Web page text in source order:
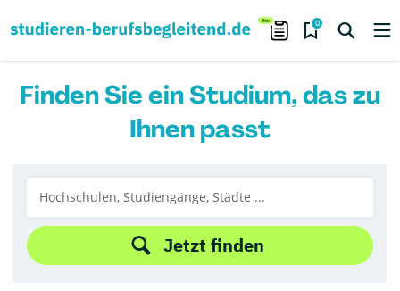
0
Finden Sie ein Studium, das zu
Ihnen passt
Jetzt finden